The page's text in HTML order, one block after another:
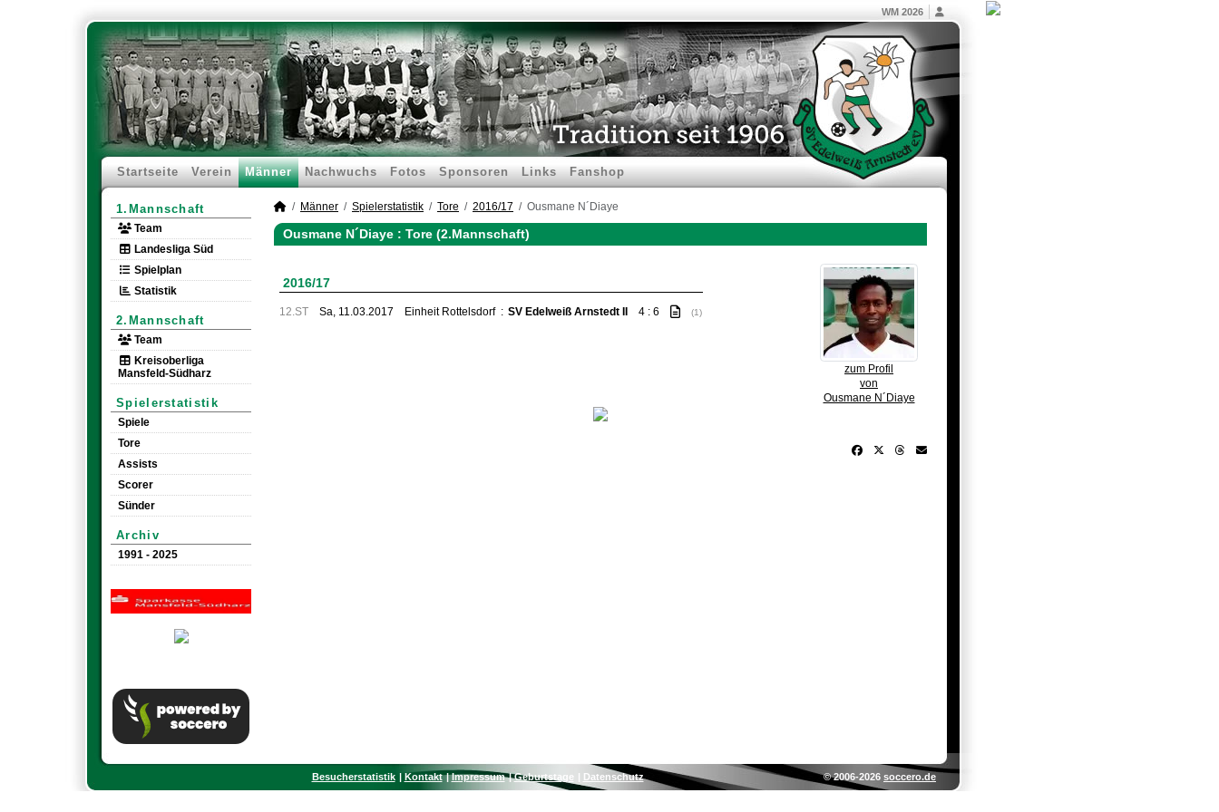
WM 2026
Startseite Verein Männer Nachwuchs Fotos Sponsoren Links Fanshop
1.Mannschaft
Team
Landesliga Süd
Spielplan
Statistik
2.Mannschaft
Team
Kreisoberliga
Mansfeld-Südharz
Spielerstatistik
Spiele
Tore
Assists
Scorer
Sünder
Archiv
1991 - 2025
Männer Spielerstatistik Tore 2016/17 Ousmane N´Diaye
Ousmane N´Diaye : Tore (2.Mannschaft)
zum Profil
von
Ousmane N´Diaye
2016/17
12.ST Sa, 11.03.2017 Einheit Rottelsdorf : SV Edelweiß Arnstedt II 4 : 6 (1)
Besucherstatistik Kontakt Impressum Geburtstage Datenschutz © 2006-2026 soccero.de